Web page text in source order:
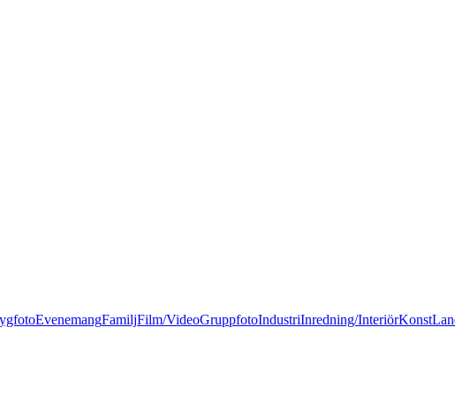
EvenemangFamiljFilm/VideoGruppfotoIndustriInredning/InteriörKonst